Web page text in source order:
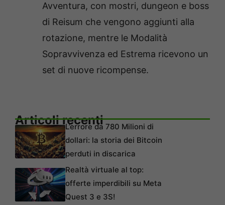
Avventura, con mostri, dungeon e boss
di Reisum che vengono aggiunti alla
rotazione, mentre le Modalità
Sopravvivenza ed Estrema ricevono un
set di nuove ricompense.
Articoli recentiL’errore da 780 Milioni di
dollari: la storia dei Bitcoin
perduti in discarica
Realtà virtuale al top:
offerte imperdibili su Meta
Quest 3 e 3S!